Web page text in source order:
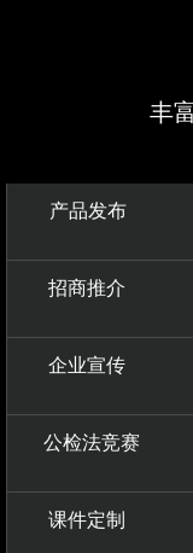
丰
产品发布
招商推介
企业宣传
公检法竞赛
课件定制